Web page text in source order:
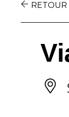
RETOUR